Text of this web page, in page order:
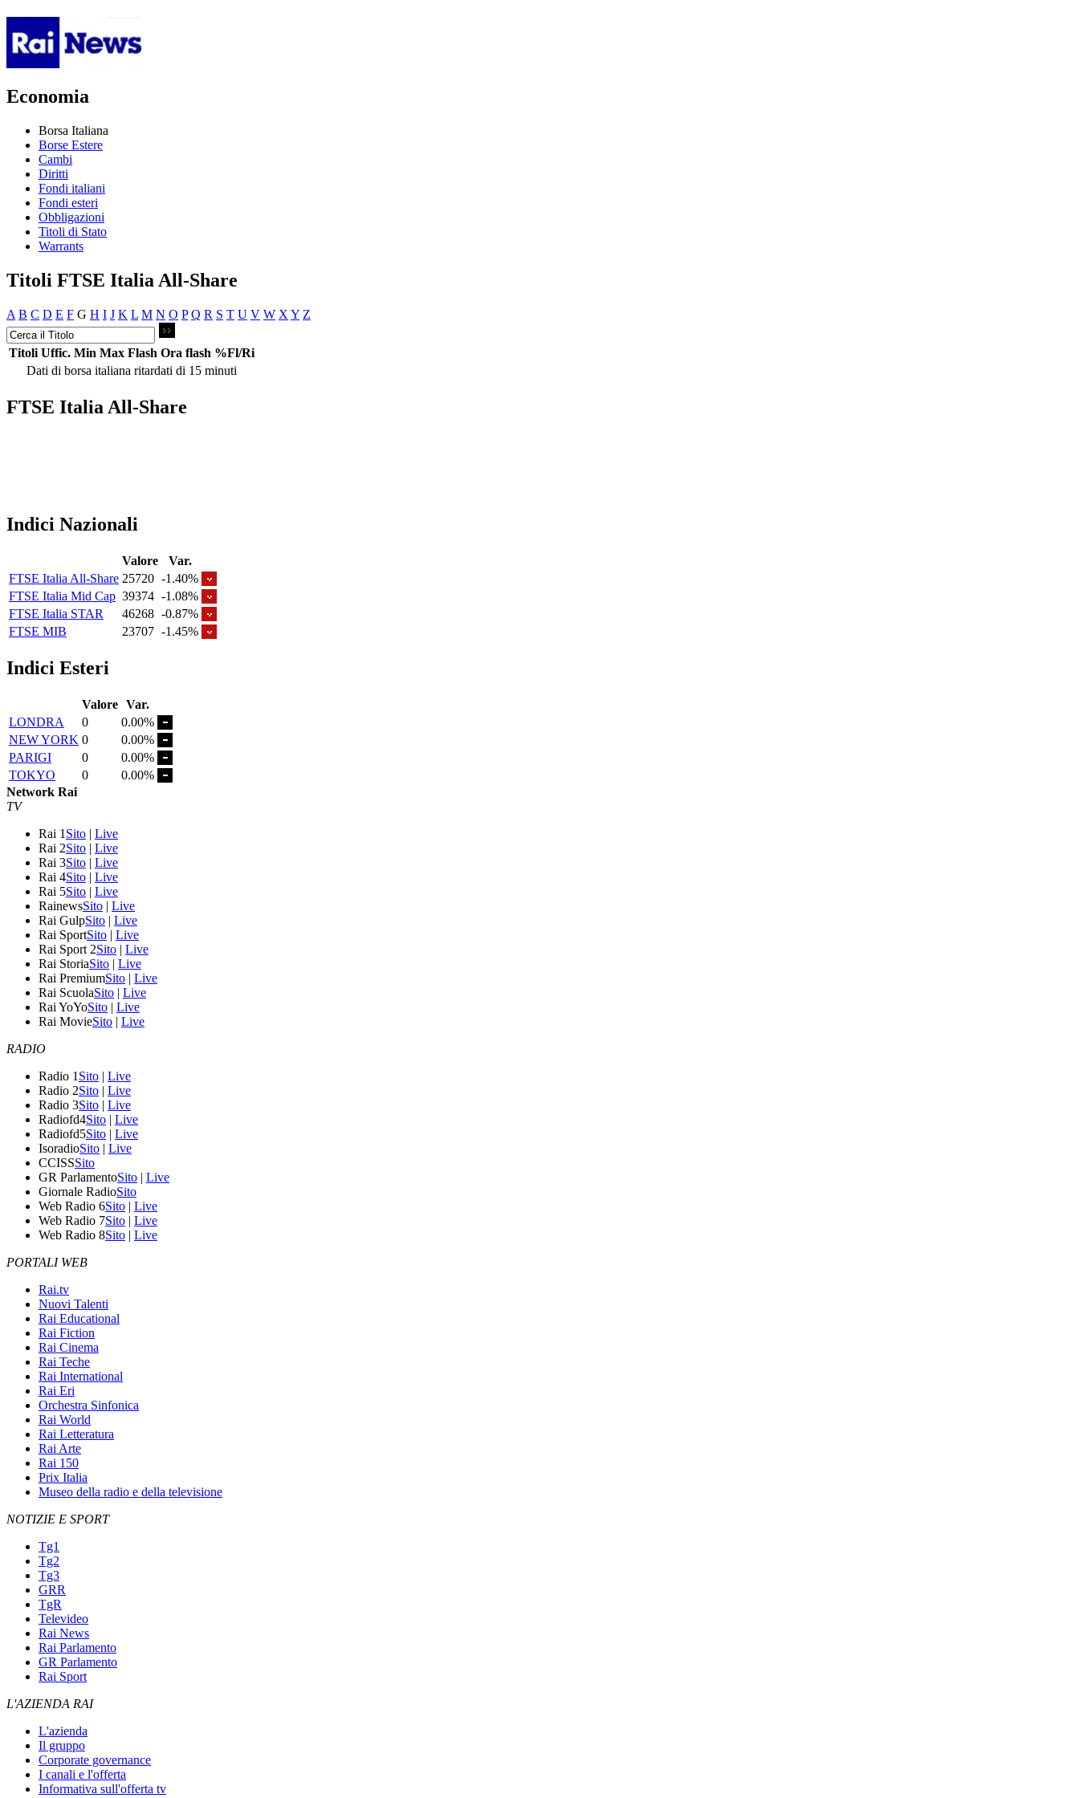
Economia
Borsa Italiana
Borse Estere
Cambi
Diritti
Fondi italiani
Fondi esteri
Obbligazioni
Titoli di Stato
Warrants
Titoli FTSE Italia All-Share
A B C D E F G H I J K L M N O P Q R S T U V W X Y Z
Titoli Uffic. Min Max Flash Ora flash %Fl/Ri
Dati di borsa italiana ritardati di 15 minuti
FTSE Italia All-Share
Indici Nazionali
Valore
Var.
FTSE Italia All-Share 25720 -1.40%
FTSE Italia Mid Cap 39374 -1.08%
FTSE Italia STAR
46268 -0.87%
FTSE MIB
23707 -1.45%
Indici Esteri
Valore Var.
LONDRA
0
0.00%
NEW YORK 0
0.00%
PARIGI
0
0.00%
TOKYO
0
0.00%
Network Rai
TV
Rai 1 Sito | Live
Rai 2Sito | Live
Rai 3Sito | Live
Rai 4Sito | Live
Rai 5Sito | Live
RainewsSito | Live
Rai GulpSito | Live
Rai SportSito | Live
Rai Sport 2Sito | Live
Rai StoriaSito | Live
Rai PremiumSito | Live
Rai ScuolaSito | Live
Rai YoYoSito | Live
Rai MovieSito | Live
RADIO
Radio 1 Sito | Live
Radio 2Sito | Live
Radio 3Sito | Live
Radiofd4Sito | Live
Radiofd5Sito | Live
IsoradioSito | Live
CCISSSito
GR ParlamentoSito | Live
Giornale RadioSito
Web Radio 6Sito | Live
Web Radio 7Sito | Live
Web Radio 8Sito | Live
PORTALI WEB
Rai.tv
Nuovi Talenti
Rai Educational
Rai Fiction
Rai Cinema
Rai Teche
Rai International
Rai Eri
Orchestra Sinfonica
Rai World
Rai Letteratura
Rai Arte
Rai 150
Prix Italia
Museo della radio e della televisione
NOTIZIE E SPORT
Tg1
Tg2
Tg3
GRR
TgR
Televideo
Rai News
Rai Parlamento
GR Parlamento
Rai Sport
L'AZIENDA RAI
L'azienda
Il gruppo
Corporate governance
I canali e l'offerta
Informativa sull'offerta tv